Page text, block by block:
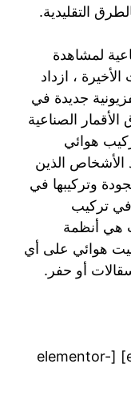
التقليدية.
لمشاهدة
، ازداد
جديدة في
الصناعية
هوائي
الأشخاص الذين
وتركيبها في
في تركيب
هي أنظمة
هوائي على أي
أو حفر.
[elementor-template id=”1077″] [elementor-